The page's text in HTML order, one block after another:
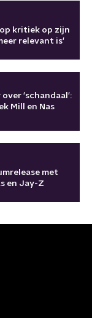
kritiek op zijn
relevant is'
'schandaal':
Mill en Nas
met
en Jay-Z